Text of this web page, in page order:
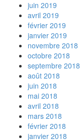
juin 2019
avril 2019
février 2019
janvier 2019
novembre 2018
octobre 2018
septembre 2018
août 2018
juin 2018
mai 2018
avril 2018
mars 2018
février 2018
janvier 2018